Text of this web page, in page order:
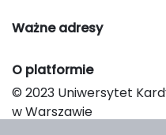
Ważne adresy
O platformie
© 2023 Uniwersytet
w Warszawie